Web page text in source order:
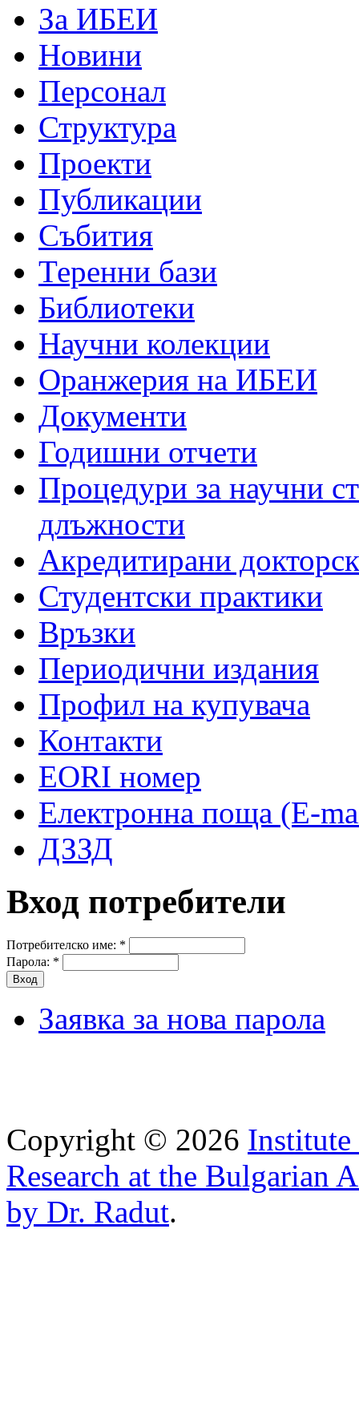
За ИБЕИ
Новини
Персонал
Структура
Проекти
Публикации
Събития
Теренни бази
Библиотеки
Научни колекции
Оранжерия на ИБЕИ
Документи
Годишни отчети
Процедури за научни
длъжности
Акредитирани
Студентски практики
Връзки
Периодични издания
Профил на купувача
Контакти
EORI номер
Електронна поща (E-
ДЗЗД
Вход потребители
Потребителско име: *
Парола: *
Заявка за нова парола
Copyright © 2026
Research at the Bulgarian
by Dr. Radut.